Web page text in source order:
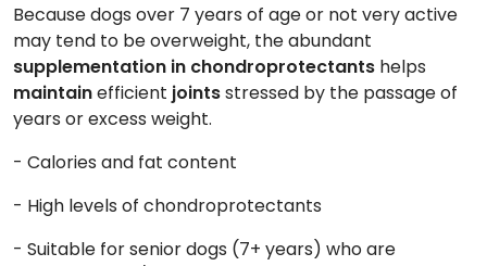
Because dogs over 7 years of age or not very active
may tend to be overweight, the abundant
supplementation in chondroprotectants helps
maintainefficient jointsstressed by the passage of
years or excess weight.
- Calories and fat content
- High levels of chondroprotectants
- Suitable for senior dogs (7+ years) who are